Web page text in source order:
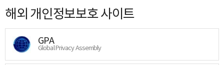
해외 개인정보보호 사이트
GPA
Global Privacy Assembly